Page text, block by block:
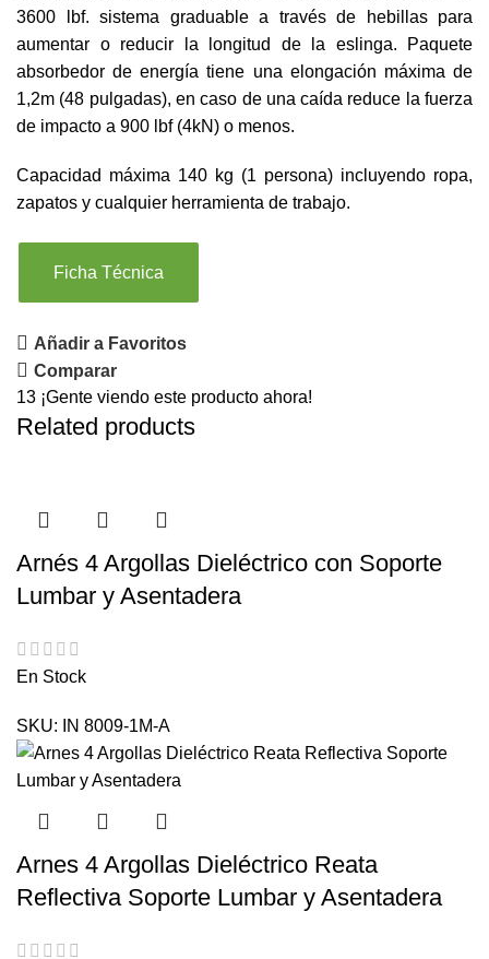
3600 lbf. sistema graduable a través de hebillas para
aumentar o reducir la longitud de la eslinga. Paquete
absorbedor de energía tiene una elongación máxima de
1,2m (48 pulgadas), en caso de una caída reduce la fuerza
de impacto a 900 lbf (4kN) o menos.
Capacidad máxima 140 kg (1 persona) incluyendo ropa,
zapatos y cualquier herramienta de trabajo.
Ficha Técnica
Añadir a Favoritos
Comparar
13 ¡Gente viendo este producto ahora!
Related products
Arnés 4 Argollas Dieléctrico con Soporte
Lumbar y Asentadera
En Stock
SKU: IN 8009-1M-A
Arnes 4 Argollas Dieléctrico Reata
Reflectiva Soporte Lumbar y Asentadera